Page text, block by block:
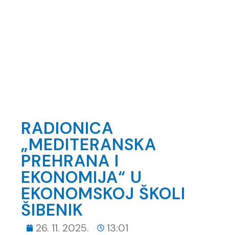
RADIONICA
„MEDITERANSKA
PREHRANA I
EKONOMIJA“ U
EKONOMSKOJ ŠKOLI
ŠIBENIK
26. 11. 2025. 13:01